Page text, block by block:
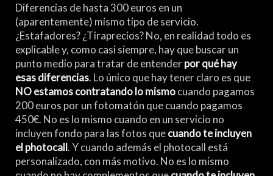
Diferencias de hasta 300 euros en un
(aparentemente) mismo tipo de servicio.
¿Estafadores? ¿Tiraprecios? No, en realidad todo es
explicable y, como casi siempre, hay que buscar un
punto medio para tratar de entenderpor qué hay
esas diferencias. Lo único que hay tener claro es que
NO estamos contratando lo mismocuando pagamos
200 euros por un fotomatón que cuando pagamos
450€. No es lo mismo cuando en un servicio no
incluyen fondo para las fotos quecuando te incluyen
el photocall. Y cuando además el photocall está
personalizado, con más motivo. No es lo mismo